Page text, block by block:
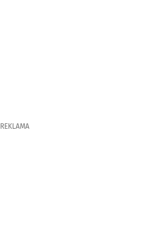
REKLAMA